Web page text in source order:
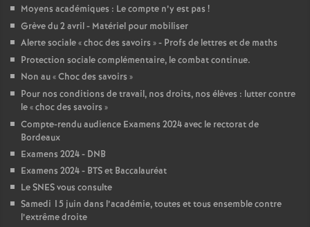
Moyens académiques : Le compte n’y est pas !
Grève du 2 avril - Matériel pour mobiliser
Alerte sociale «choc des savoirs » - Profs de lettres et de maths
Protection sociale complémentaire, le combat continue.
Non au «Choc des savoirs »
Pour nos conditions de travail, nos droits, nos élèves : lutter contre
le «choc des savoirs »
Compte-rendu audience Examens 2024 avec le rectorat de
Bordeaux
Examens 2024 - DNB
Examens 2024 - BTS et Baccalauréat
Le SNES vous consulte
Samedi 15 juin dans l’académie, toutes et tous ensemble contre
l’extrême droite